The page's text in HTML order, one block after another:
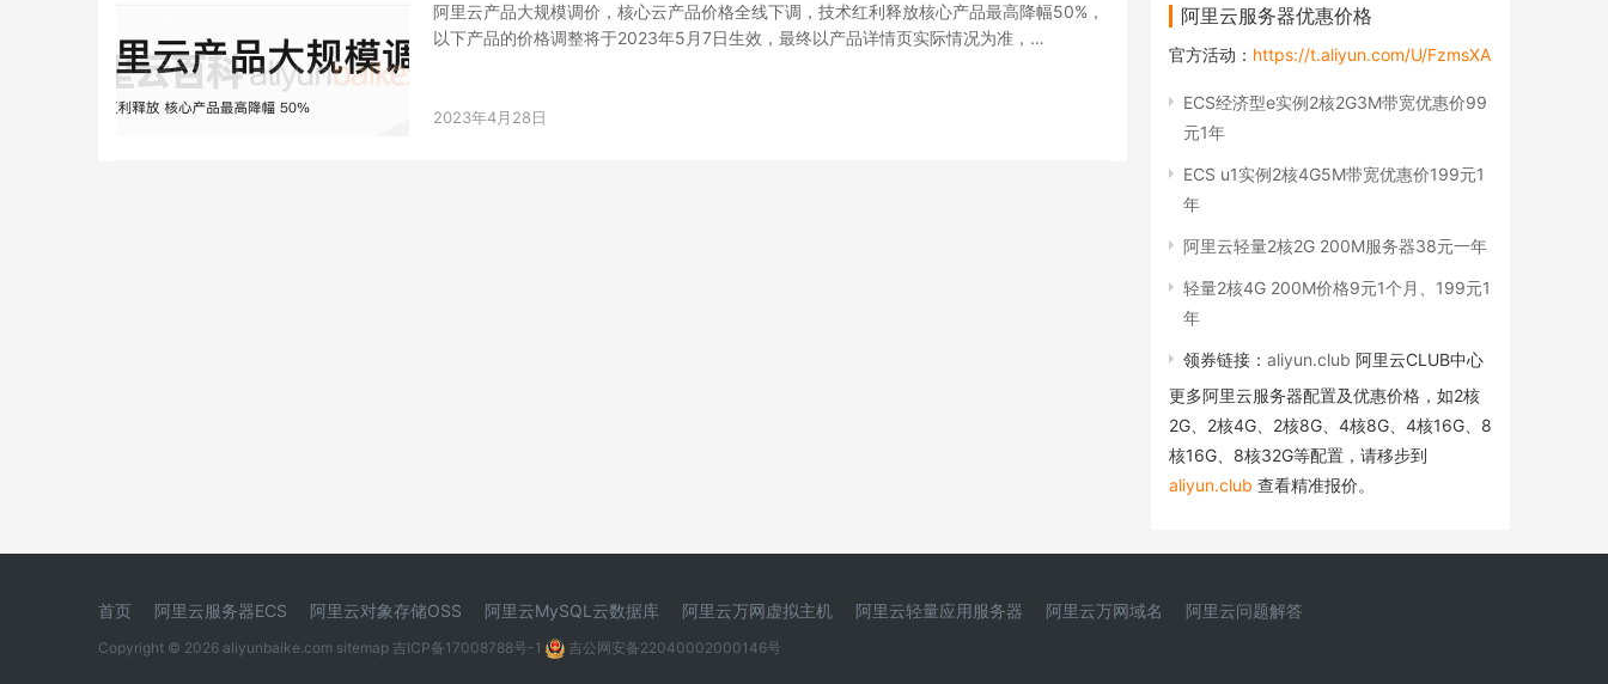
阿里云产品大规模调价，核心云产品价格全线下调，技术红利释放核心产品最高降幅50%，
以下产品的价格调整将于2023年5月7日生效，最终以产品详情页实际情况为准，
2023年4月28日
阿里云服务器优惠价格
官方活动： https://t.aliyun.com/U/FzmsXA
ECS经济型e实例2核2G3M带宽优惠价99
元1年
ECS u1实例2核4G5M带宽优惠价199元1
年
阿里云轻量2核2G 200M服务器38元一年
轻量2核4G 200M价格9元1个月、199元1
年
领券链接： aliyun.club 阿里云CLUB中心
更多阿里云服务器配置及优惠价格，如2核
2G、2核4G、2核8G、4核8G、4核16G、8
核16G、8核32G等配置，请移步到
aliyun.club 查看精准报价。
首页 阿里云服务器ECS 阿里云对象存储OSS 阿里云MySQL云数据库 阿里云万网虚拟主机 阿里云轻量应用服务器 阿里云万网域名 阿里云问题解答
Copyright © 2026 aliyunbaike.com sitemap 吉ICP备17008788号-1 吉公网安备22040002000146号